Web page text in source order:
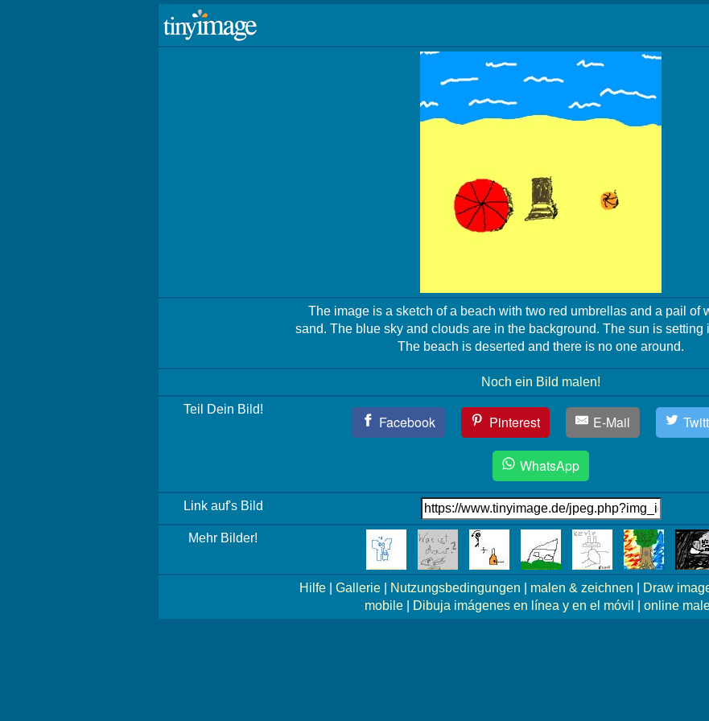
The image is a sketch of a beach with two red umbrellas and a pail of
sand. The blue sky and clouds are in the background. The sun is setting
The beach is deserted and there is no one around.
Noch ein Bild malen!
Teil Dein Bild!
Facebook Pinterest E-Mail
WhatsApp
Link auf's Bild
Mehr Bilder!
Hilfe Gallerie Nutzungsbedingungen malen & zeichnen
Draw
mobile| Dibuja imágenes en línea y en el móvil online